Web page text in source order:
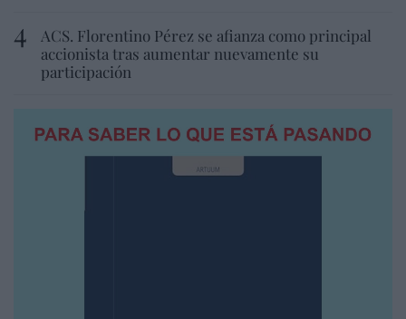
ACS. Florentino Pérez se afianza como principal
accionista tras aumentar nuevamente su
participación